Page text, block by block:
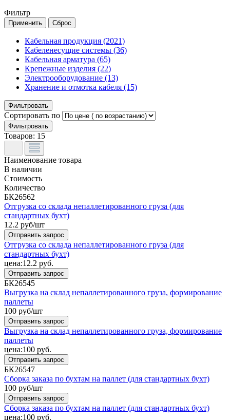
Фильтр
Кабельная продукция (2021)
Кабеленесущие системы (36)
Кабельная арматура (65)
Крепежные изделия (22)
Электрооборудование (13)
Хранение и отмотка кабеля (15)
Фильтровать
Сортировать по
Фильтровать
Товаров: 15
Наименование товара
В наличии
Стоимость
Количество
БК26562
Отгрузка со склада непаллетированного груза (для
стандартных бухт)
12.2 руб/шт
Отправить запрос
Отгрузка со склада непаллетированного груза (для
стандартных бухт)
цена:12.2 руб.
Отправить запрос
БК26545
Выгрузка на склад непаллетированного груза, формирование
паллеты
100 руб/шт
Отправить запрос
Выгрузка на склад непаллетированного груза, формирование
паллеты
цена:100 руб.
Отправить запрос
БК26547
Сборка заказа по бухтам на паллет (для стандартных бухт)
100 руб/шт
Отправить запрос
Сборка заказа по бухтам на паллет (для стандартных бухт)
цена:100 руб.